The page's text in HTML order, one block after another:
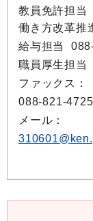
教員免許担
働き方改革
給与担当
職員厚生担
ファックス：
088-821-4725
メール：